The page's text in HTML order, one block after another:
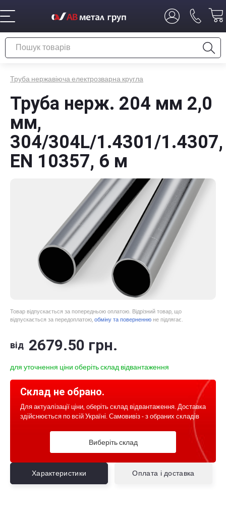
Труба нержавіюча електрозварна кругла
Труба нерж. 204 мм 2,0
мм,
304/304L/1.4301/1.4307,
EN 10357, 6 м
Товар відпускається за попередньою оплатою. Відрізний товар, що
відпускається за передоплатою, обміну та поверненню не підлягає.
від 2679.50 грн.
для уточнення ціни оберіть склад відвантаження
Склад не обрано.
Для актуалізації ціни, оберіть склад відвантаження. Доставка
здійснюється по всій Україні. Самовивіз - з обраних складів
Виберіть склад
Характеристики Оплата і доставка